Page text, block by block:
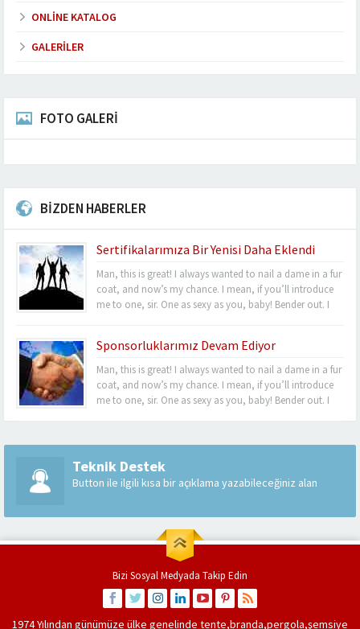
ONLINE KATALOG
GALERILER
FOTO GALERİ
BİZDEN HABERLER
Sertifikalarımıza Bir Yenisi Daha Eklendi
Man, this is great! I always wanted to nail a dame in a fur
coat, and now’s my chance. I mean, if you’ll introduce
me to one, sir. One as sexy as you, baby! Bender out. I
Sponsorluklarımız Devam Ediyor
Man, this is great! I always wanted to nail a dame in a fur
coat, and now’s my chance. I mean, if you’ll introduce
me to one, sir. One as sexy as you, baby! Bender out. I
Teknik Destek
Button ile ilgili kısa bir açıklama yazabileceğiniz alan
Bizi Sosyal Medyada Takip Edin
1974 Yılından günümüze ülke genelinde tente,branda,pergola,şemsiye